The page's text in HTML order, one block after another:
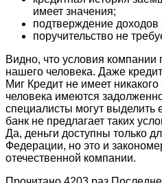
имеет значения;
подтверждение доходов
поручительство не
Видно, что условия
нашего человека. Даже
Миг Кредит не имеет
человека имеются
специалисты могут
банк не предлагает таких
Да, деньги доступны только
Федерации, но это и
отечественной компании.